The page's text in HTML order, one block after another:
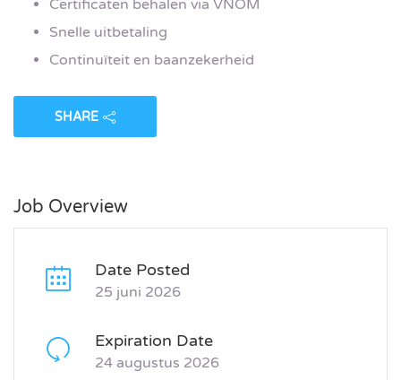
Certificaten behalen via VNOM
Snelle uitbetaling
Continuïteit en baanzekerheid
SHARE
Job Overview
Date Posted
25 juni 2026
Expiration Date
24 augustus 2026